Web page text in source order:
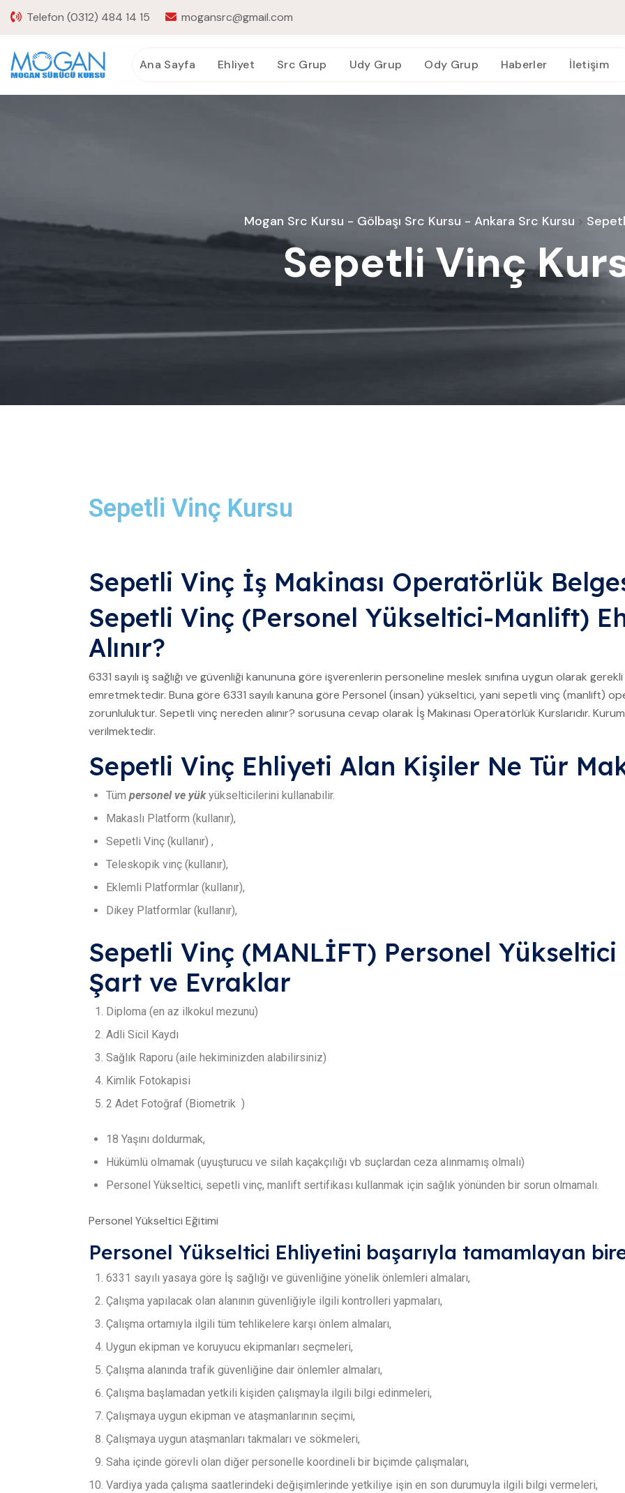
Telefon (0312) 484 14 15 mogansrc@gmail.com
Ana Sayfa Ehliyet Src Grup Udy Grup Ody Grup Haberler İletişim
Mogan Src Kursu - Gölbaşı Src Kursu - Ankara Src Kursu >
Sepetli Vinç
Sepetli Vinç Kursu
Sepetli Vinç İş Makinası Operatörlük
Sepetli Vinç (Personel Yükseltici-Manlift)
Alınır?
6331 sayılı iş sağlığı ve güvenliği kanununa göre işverenlerin personeline meslek sınıfına uygun olarak
emretmektedir. Buna göre 6331 sayılı kanuna göre Personel (insan) yükseltici, yani sepetli vinç (manlift)
zorunluluktur. Sepetli vinç nereden alınır? sorusuna cevap olarak İş Makinası Operatörlük Kurslarıdır.
verilmektedir.
Sepetli Vinç Ehliyeti Alan Kişiler Ne Tür
Tüm personel ve yükyükselticilerini kullanabilir.
Makaslı Platform (kullanır),
Sepetli Vinç (kullanır) ,
Teleskopik vinç (kullanır),
Eklemli Platformlar (kullanır),
Dikey Platformlar (kullanır),
Sepetli Vinç (MANLİFT) Personel
Şart ve Evraklar
Diploma (en az ilkokul mezunu)
Adli Sicil Kaydı
Sağlık Raporu (aile hekiminizden alabilirsiniz)
Kimlik Fotokapisi
2 Adet Fotoğraf (Biometrik )
18 Yaşını doldurmak,
Hükümlü olmamak (uyuşturucu ve silah kaçakçılığı vb suçlardan ceza alınmamış olmalı)
Personel Yükseltici, sepetli vinç, manlift sertifikası kullanmak için sağlık yönünden bir sorun olmamalı.
Personel Yükseltici Eğitimi
Personel Yükseltici Ehliyetini başarıyla tamamlayan
6331 sayılı yasaya göre İş sağlığı ve güvenliğine yönelik önlemleri almaları,
Çalışma yapılacak olan alanının güvenliğiyle ilgili kontrolleri yapmaları,
Çalışma ortamıyla ilgili tüm tehlikelere karşı önlem almaları,
Uygun ekipman ve koruyucu ekipmanları seçmeleri,
Çalışma alanında trafik güvenliğine dair önlemler almaları,
Çalışma başlamadan yetkili kişiden çalışmayla ilgili bilgi edinmeleri,
Çalışmaya uygun ekipman ve ataşmanlarının seçimi,
Çalışmaya uygun ataşmanları takmaları ve sökmeleri,
Saha içinde görevli olan diğer personelle koordineli bir biçimde çalışmaları,
Vardiya yada çalışma saatlerindeki değişimlerinde yetkiliye işin en son durumuyla ilgili bilgi vermeleri,